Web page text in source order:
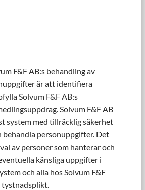
F&F AB:s behandling av
är att identifiera
Solvum F&F AB:s
Solvum F&F AB
system med tillräcklig säkerhet
behandla personuppgifter. Det
av personer som hanterar och
känsliga uppgifter i
och alla hos Solvum F&F